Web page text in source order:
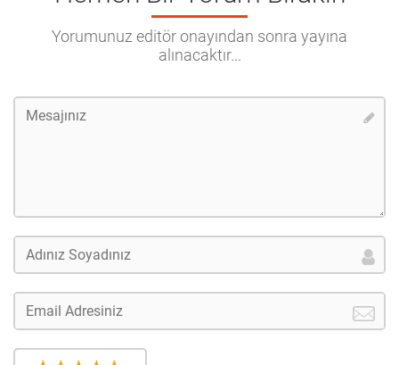
Yorumunuz editör onayından sonra yayına
alınacaktır...